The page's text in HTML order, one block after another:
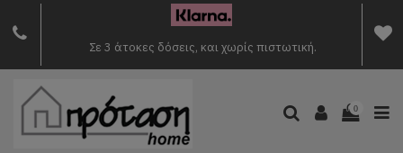
Σε 3 άτοκες δόσεις, και χωρίς πιστωτική.
0